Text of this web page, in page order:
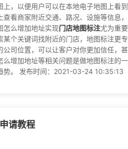
，以便用户可以在本地电子地图上看
看商家附近交通、路况、设施等信息
怎么增加地址实现门店地图标注尤为重
个关键词找附近的门店，地图标注更
司位置，可以让客户对你更加信任，
增加地址等相关问题是做地图标注的
势。 发布时间：2021-03-24 10:35:13
请教程